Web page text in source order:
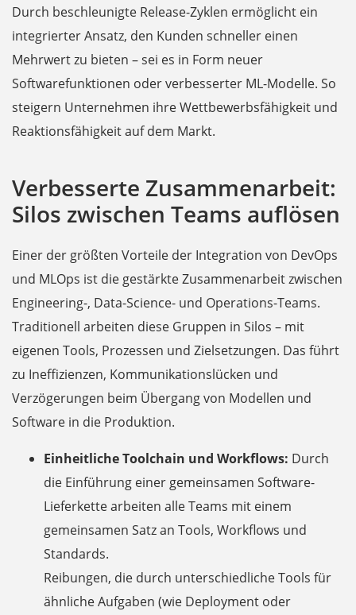
Durch beschleunigte Release-Zyklen ermöglicht ein
integrierter Ansatz, den Kunden schneller einen
Mehrwert zu bieten – sei es in Form neuer
Softwarefunktionen oder verbesserter ML-Modelle. So
steigern Unternehmen ihre Wettbewerbsfähigkeit und
Reaktionsfähigkeit auf dem Markt.
Verbesserte Zusammenarbeit:
Silos zwischen Teams auflösen
Einer der größten Vorteile der Integration von DevOps
und MLOps ist die gestärkte Zusammenarbeit zwischen
Engineering-, Data-Science- und Operations-Teams.
Traditionell arbeiten diese Gruppen in Silos – mit
eigenen Tools, Prozessen und Zielsetzungen. Das führt
zu Ineffizienzen, Kommunikationslücken und
Verzögerungen beim Übergang von Modellen und
Software in die Produktion.
Einheitliche Toolchain und Workflows: Durch
die Einführung einer gemeinsamen Software-
Lieferkette arbeiten alle Teams mit einem
gemeinsamen Satz an Tools, Workflows und
Standards.
Reibungen, die durch unterschiedliche Tools für
ähnliche Aufgaben (wie Deployment oder